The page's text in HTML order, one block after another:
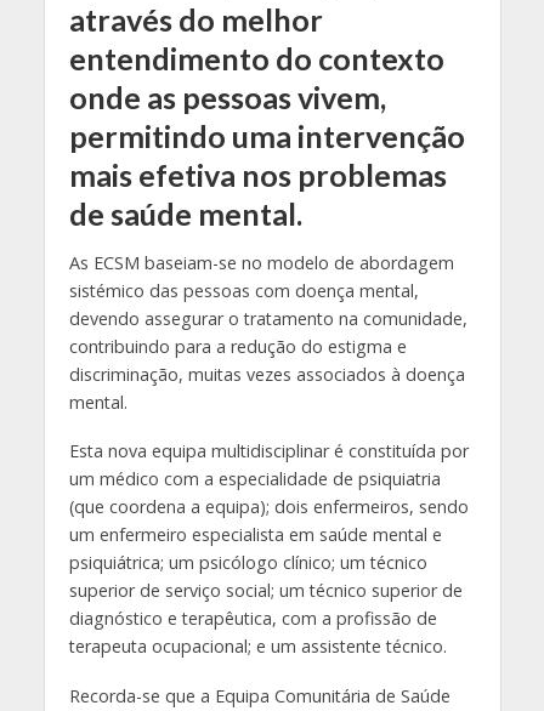
através do melhor
entendimento do contexto
onde as pessoas vivem,
permitindo uma intervenção
mais efetiva nos problemas
de saúde mental.
As ECSM baseiam-se no modelo de abordagem
sistémico das pessoas com doença mental,
devendo assegurar o tratamento na comunidade,
contribuindo para a redução do estigma e
discriminação, muitas vezes associados à doença
mental.
Esta nova equipa multidisciplinar é constituída por
um médico com a especialidade de psiquiatria
(que coordena a equipa); dois enfermeiros, sendo
um enfermeiro especialista em saúde mental e
psiquiátrica; um psicólogo clínico; um técnico
superior de serviço social; um técnico superior de
diagnóstico e terapêutica, com a profissão de
terapeuta ocupacional; e um assistente técnico.
Recorda-se que a Equipa Comunitária de Saúde